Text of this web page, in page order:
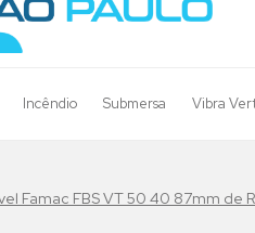
Incêndio Submersa Vibra
Famac FBS VT 50 40 87mm de